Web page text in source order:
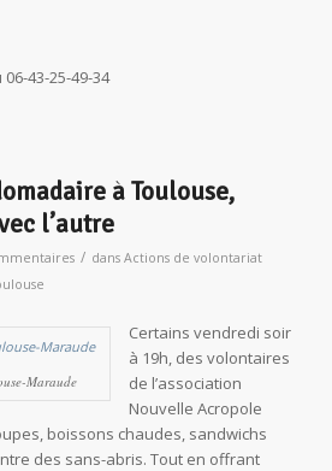
43-25-49-34
à Toulouse,
l’autre
/ dans Actions de volontariat
Maraude
Certains vendredi soir
à 19h, des volontaires
de l’association
Nouvelle Acropole
boissons chaudes, sandwichs
des sans-abris. Tout en offrant